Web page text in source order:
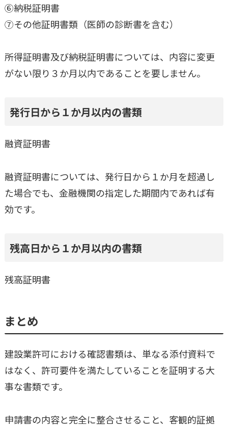
⑥納税証明書
⑦その他証明書類（医師の診断書を含む）
所得証明書及び納税証明書については、内容に変更
がない限り３か月以内であることを要しません。
発行日から１か月以内の書類
融資証明書
融資証明書については、発行日から１か月を超過し
た場合でも、金融機関の指定した期間内であれば有
効です。
残高日から１か月以内の書類
残高証明書
まとめ
建設業許可における確認書類は、単なる添付資料で
はなく、許可要件を満たしていることを証明する大
事な書類です。
申請書の内容と完全に整合させること、客観的証拠